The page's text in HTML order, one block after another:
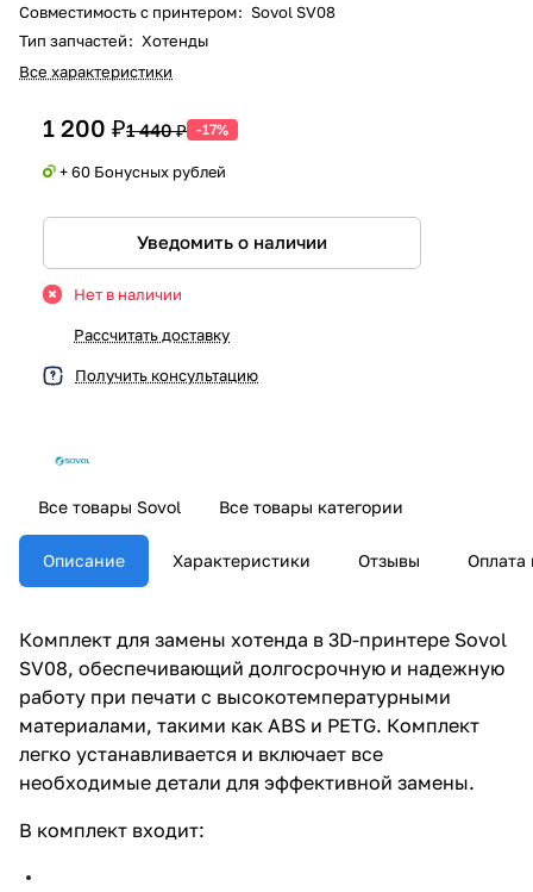
Совместимость с принтером: Sovol SV08
Тип запчастей: Хотенды
Все характеристики
1 200 ₽1 440 ₽ -17%
+ 60 Бонусных рублей
Уведомить о наличии
Нет в наличии
Рассчитать доставку
Получить консультацию
Все товары Sovol Все товары категории
Описание Характеристики Отзывы Оплата
Комплект для замены хотенда в 3D-принтере Sovol
SV08, обеспечивающий долгосрочную и надежную
работу при печати с высокотемпературными
материалами, такими как ABS и PETG. Комплект
легко устанавливается и включает все
необходимые детали для эффективной замены.
В комплект входит: